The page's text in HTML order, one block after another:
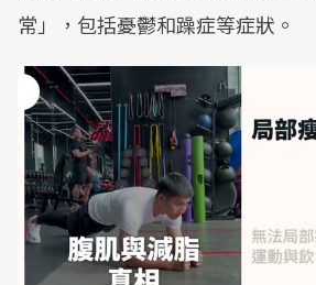
常」，包括憂鬱和躁症等症狀。